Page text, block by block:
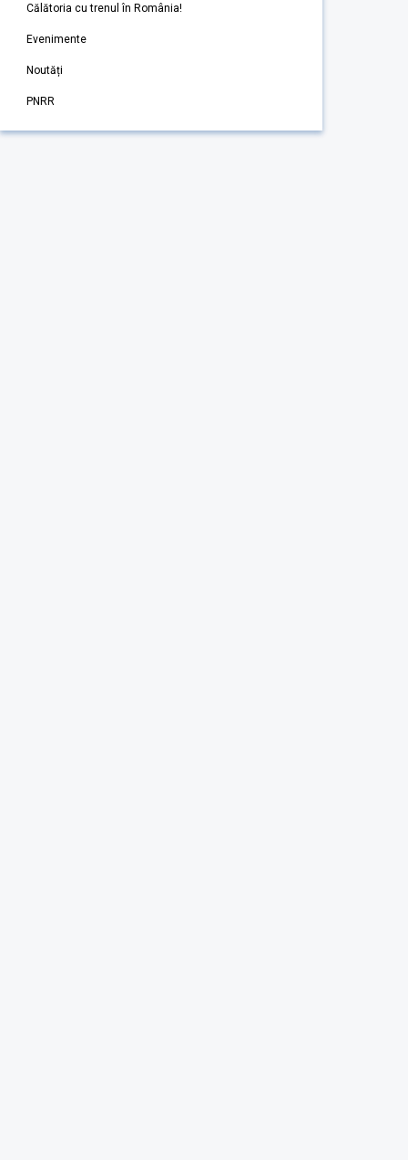
Călătoria cu trenul în România!
Evenimente
Noutăți
PNRR